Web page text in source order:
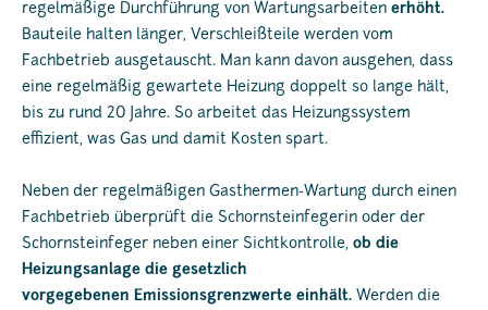
regelmäßige Durchführung von Wartungsarbeiten erhöht.
Bauteile halten länger, Verschleißteile werden vom
Fachbetrieb ausgetauscht. Man kann davon ausgehen, dass
eine regelmäßig gewartete Heizung doppelt so lange hält,
bis zu rund 20 Jahre. So arbeitet das Heizungssystem
effizient, was Gas und damit Kosten spart.
Neben der regelmäßigen Gasthermen-Wartung durch einen
Fachbetrieb überprüft die Schornsteinfegerin oder der
Schornsteinfeger neben einer Sichtkontrolle, ob die
Heizungsanlage die gesetzlich
vorgegebenen Emissionsgrenzwerte einhält. Werden die